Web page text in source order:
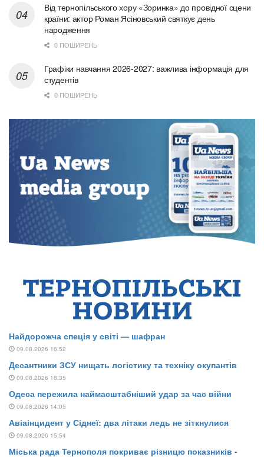
Від тернопільського хору «Зоринка» до провідної сцени
країни: актор Роман Ясіновський святкує день
народження
0 ПОШИРЕНЬ
Графіки навчання 2026-2027: важлива інформація для
студентів
0 ПОШИРЕНЬ